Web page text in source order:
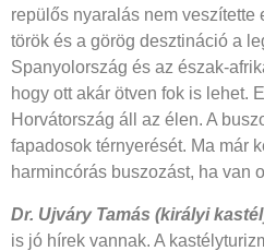
repülős nyaralás nem veszítette
török és a görög desztináció a
Spanyolország és az észak-
hogy ott akár ötven fok is lehet.
Horvátország áll az élen. A
fapadosok térnyerését. Ma már
harmincórás buszozást, ha van
Dr. Ujváry Tamás (királyi
is jó hírek vannak. A